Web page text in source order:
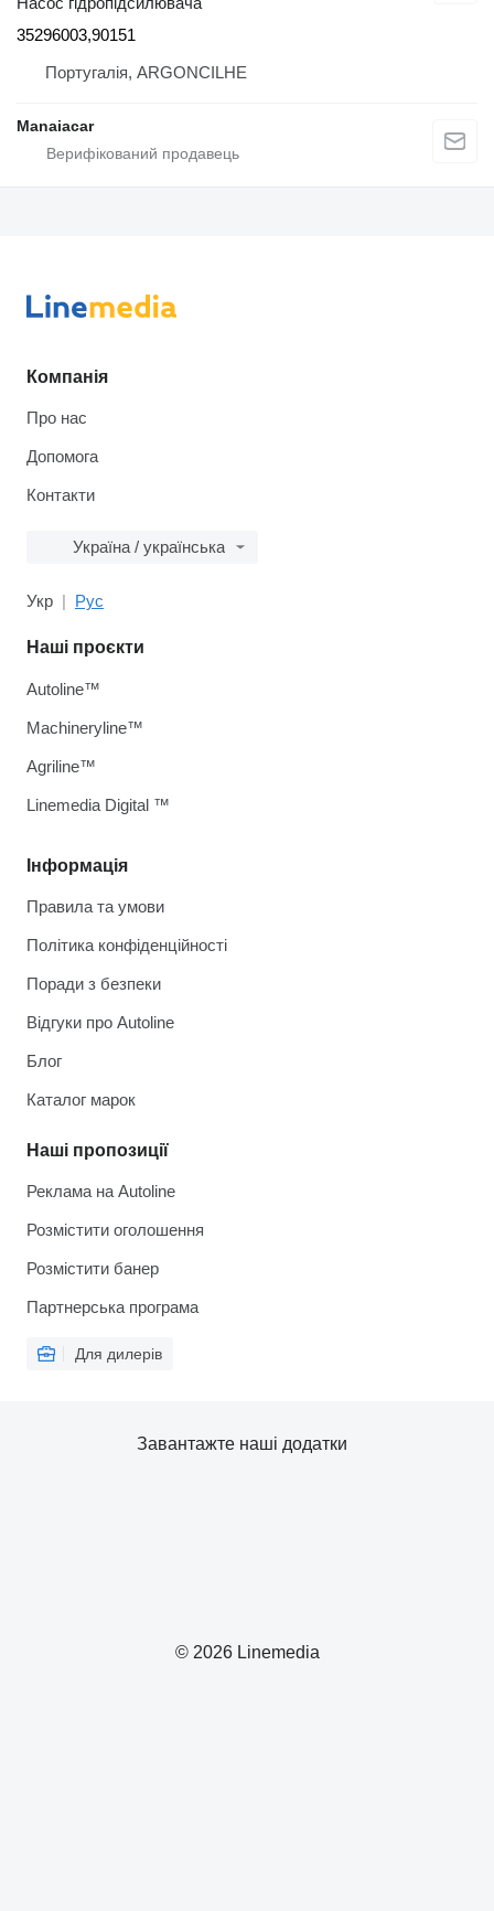
35296003,90151
Португалія, ARGONCILHE
Manaiacar
Компанія
Про нас
Допомога
Контакти
Україна / українська
Укр Рус
Інформація
Правила та умови
Політика конфіденційності
Поради з безпеки
Відгуки про Autoline
Блог
Каталог марок
Наші пропозиції
Реклама на Autoline
Розмістити оголошення
Розмістити банер
Партнерська програма
Для дилерів
Наші проєкти
Autoline™
Machineryline™
Agriline™
Linemedia Digital ™
© 2026 Linemedia
Завантажте наші додатки